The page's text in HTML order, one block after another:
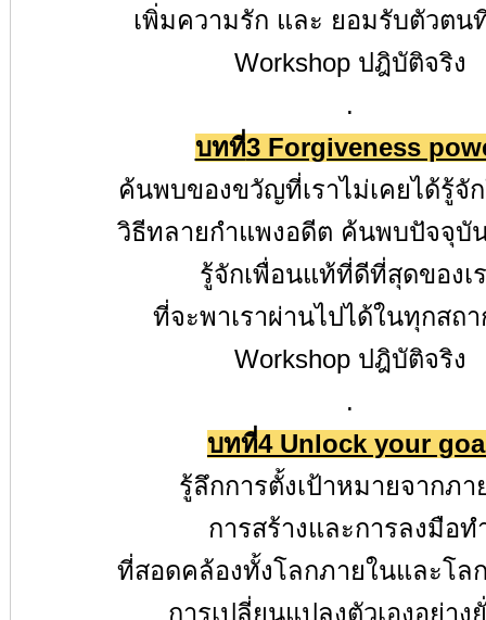
เพิ่มความรัก และ ยอมรับตัวตน
Workshop ปฎิบัติจริง
.
บทที่3 Forgiveness
ค้นพบของขวัญที่เราไม่เคยได้รู้จัก
วิธีทลายกำแพงอดีต ค้นพบปัจจุบั
รู้จักเพื่อนแท้ที่ดีที่สุดของเ
ที่จะพาเราผ่านไปได้ในทุกสถ
Workshop ปฎิบัติจริง
.
บทที่4 Unlock your
รู้ลึกการตั้งเป้าหมายจากภา
การสร้างและการลงมือท
ที่สอดคล้องทั้งโลกภายในและโล
การเปลี่ยนแปลงตัวเองอย่าง